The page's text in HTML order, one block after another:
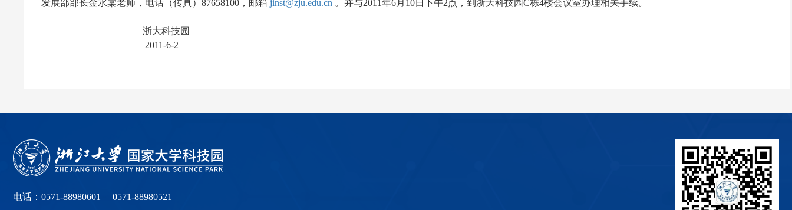
发展部部长金水棠老师，电话（传真） 87658100 ，邮箱 jinst@zju.edu.cn 。并与2011年6月 10日下午2点，到浙大科技园C栋4楼会议室办理相关手续。
浙大科技园
2011-6-2
电话：0571-88980601 0571-88980521